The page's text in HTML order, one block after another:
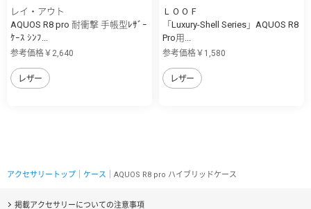
レイ・アウト
AQUOS R8 pro 耐衝撃 手帳型ﾚｻﾞｰ
ｹｰｽ ｼﾝﾌ...
参考価格￥2,640
レザー
ＬＯＯＦ
「Luxury-Shell Series」AQUOS R8
Pro用...
参考価格￥1,580
レザー
アクセサリートップ ケース ｜AQUOS R8 pro ハイブリッドケース
掲載アクセサリーについての注意事項